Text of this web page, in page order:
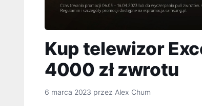
Kup telewizor
4000 zł zwrotu
6 marca 2023 przez Alex Chum